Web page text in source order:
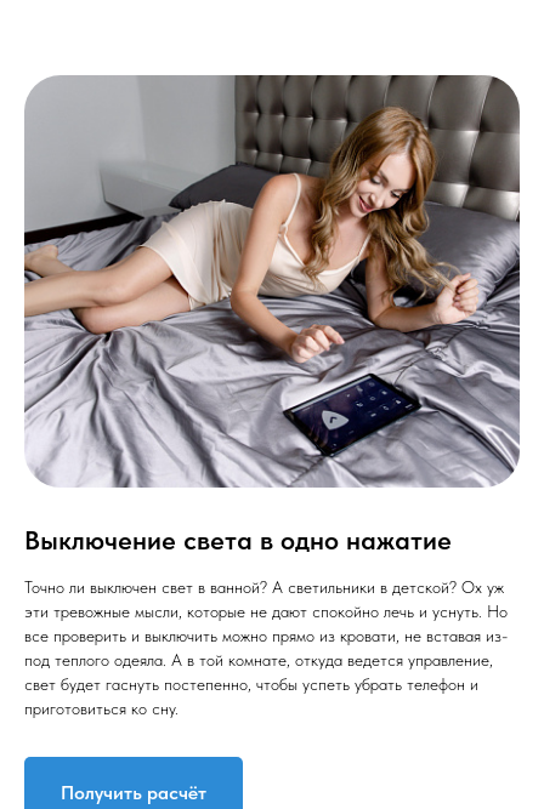
Выключение света в одно нажатие
Точно ли выключен свет в ванной? А светильники в детской? Ох уж
эти тревожные мысли, которые не дают спокойно лечь и уснуть. Но
все проверить и выключить можно прямо из кровати, не вставая из-
под теплого одеяла. А в той комнате, откуда ведется управление,
свет будет гаснуть постепенно, чтобы успеть убрать телефон и
приготовиться ко сну.
Получить расчёт